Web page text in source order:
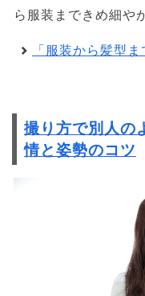
ら服装まできめ細や
「服装から髪型
撮り方で別人の
情と姿勢のコツ